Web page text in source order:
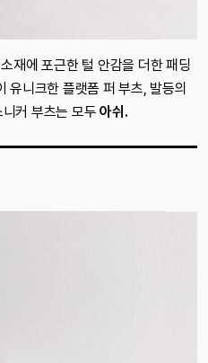
재에 포근한 털 안감을 더한 패딩
유니크한 플랫폼 퍼 부츠, 발등의
커 부츠는 모두 아쉬.